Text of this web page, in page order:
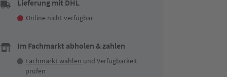
Lieferung mit DHL
Online nicht verfügbar
Im Fachmarkt abholen & zahlen
Fachmarkt wählen und Verfügbarkeit
prüfen